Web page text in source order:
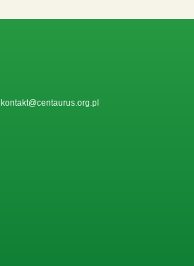
kontakt@centaurus.org.pl